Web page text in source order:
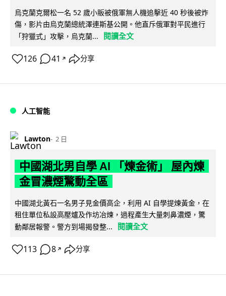
烏克蘭克爾松一名 52 歲小販被俄軍無人機追擊近 40 秒後被炸
傷，影片由烏克蘭總統澤連斯基公開。他直斥俄軍對平民進行
「狩獵式」攻擊，烏克蘭...
閱讀全文
126 41 ↗ 分享
人工智能
Lawton 2 日
中國湖北男自學 AI 「煉金術」 屋內煉
金冒濃煙驚動全區
中國湖北黃石一名男子見金價高企，利用 AI 自學提煉黃金，在
租住單位私設高壓爐及作坊冶煉，過程產生大量刺鼻濃煙，驚
動鄰居報警。警方到場揭發整...
閱讀全文
113 8 ↗ 分享